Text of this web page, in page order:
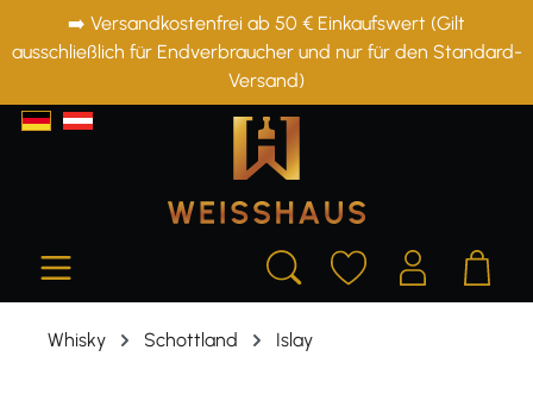
springen
➡️ Versandkostenfrei ab 50 € Einkaufswert (Gilt
ausschließlich für Endverbraucher und nur für den Standard-
Versand)
Whisky Schottland Islay